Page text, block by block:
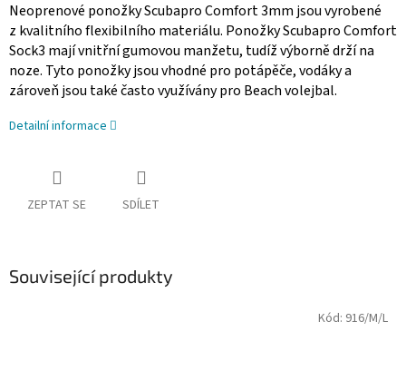
Neoprenové ponožky Scubapro Comfort 3mm jsou vyrobené
z kvalitního flexibilního materiálu. Ponožky Scubapro Comfort
Sock3 mají vnitřní gumovou manžetu, tudíž výborně drží na
noze. Tyto ponožky jsou vhodné pro potápěče, vodáky a
zároveň jsou také často využívány pro Beach volejbal.
Detailní informace
ZEPTAT SE SDÍLET
Související produkty
Kód: 916/M/L